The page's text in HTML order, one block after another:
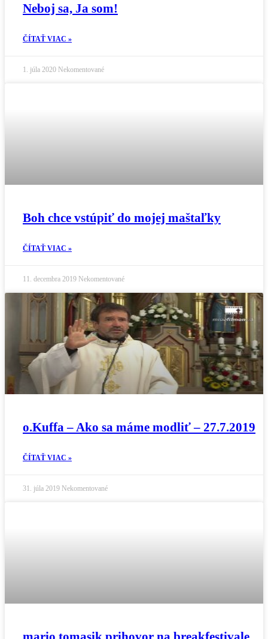
Neboj sa, Ja som!
ČÍTAŤ VIAC »
1. júla 2020 Nekomentované
Boh chce vstúpiť do mojej maštaľky
ČÍTAŤ VIAC »
11. decembra 2019 Nekomentované
o.Kuffa – Ako sa máme modliť – 27.7.2019
ČÍTAŤ VIAC »
31. júla 2019 Nekomentované